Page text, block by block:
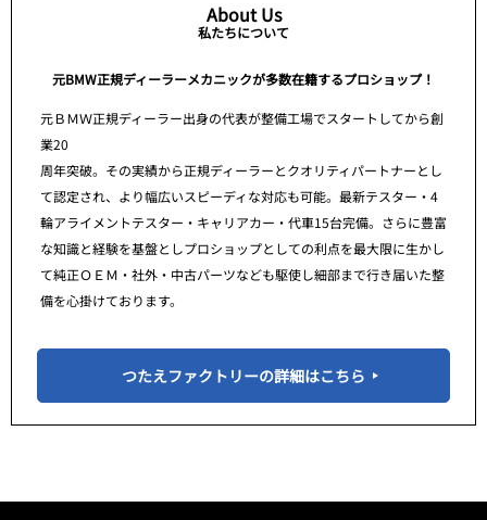
About Us
私たちについて
元BMW正規ディーラーメカニックが多数在籍するプロショップ！
元ＢＭＷ正規ディーラー出身の代表が整備工場でスタートしてから創
業20
周年突破。その実績から正規ディーラーとクオリティパートナーとし
て認定され、より幅広いスピーディな対応も可能。最新テスター・4
輪アライメントテスター・キャリアカー・代車15台完備。さらに豊富
な知識と経験を基盤としプロショップとしての利点を最大限に生かし
て純正ＯＥＭ・社外・中古パーツなども駆使し細部まで行き届いた整
備を心掛けております。
つたえファクトリーの詳細はこちら